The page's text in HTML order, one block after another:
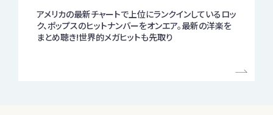
アメリカの最新チャートで上位にランクインしているロッ
ク、ポップスのヒットナンバーをオンエア。最新の洋楽を
まとめ聴き!世界的メガヒットも先取り